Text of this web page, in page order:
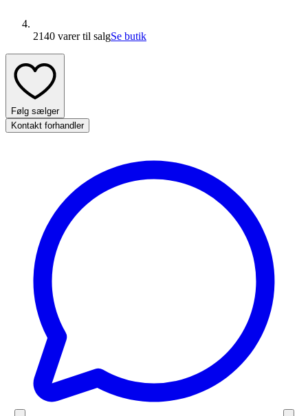
2140 varertil salgSe butik
Følg sælger
Kontakt forhandler